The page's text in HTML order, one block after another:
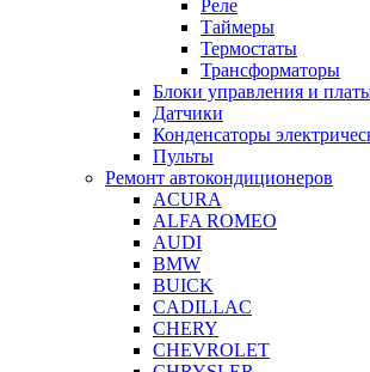
Реле
Таймеры
Термостаты
Трансформаторы
Блоки управления и
Датчики
Конденсаторы
Пульты
Ремонт автокондиционеров
ACURA
ALFA ROMEO
AUDI
BMW
BUICK
CADILLAC
CHERY
CHEVROLET